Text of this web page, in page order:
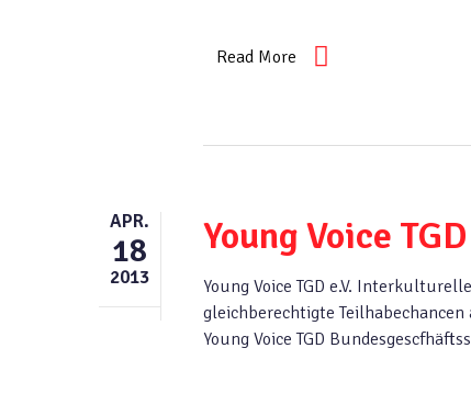
Read More
APR.
18
2013
Young Voice TGD
Young Voice TGD e.V.
gleichberechtigte
Young Voice TGD